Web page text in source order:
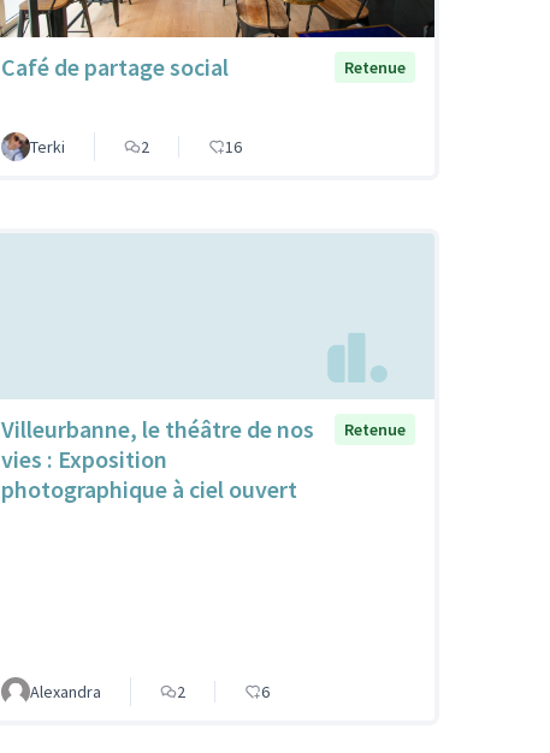
Café de partage social Retenue
Terki 2 16
Villeurbanne, le théâtre de nos
vies : Exposition
photographique à ciel ouvert
Retenue
Alexandra 2 6